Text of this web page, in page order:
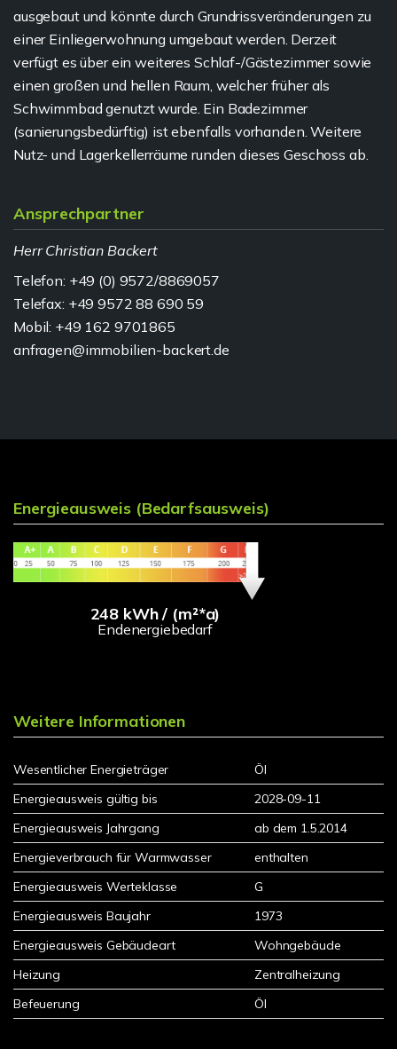
ausgebaut und könnte durch Grundrissveränderungen zu
einer Einliegerwohnung umgebaut werden. Derzeit
verfügt es über ein weiteres Schlaf-/Gästezimmer sowie
einen großen und hellen Raum, welcher früher als
Schwimmbad genutzt wurde. Ein Badezimmer
(sanierungsbedürftig) ist ebenfalls vorhanden. Weitere
Nutz- und Lagerkellerräume runden dieses Geschoss ab.
Ansprechpartner
Herr Christian Backert
Telefon: +49 (0) 9572/8869057
Telefax: +49 9572 88 690 59
Mobil: +49 162 9701865
anfragen@immobilien-backert.de
Energieausweis (Bedarfsausweis)
248 kWh / (m²*a)
Endenergiebedarf
Weitere Informationen
Wesentlicher Energieträger
Öl
Energieausweis gültig bis
2028-09-11
Energieausweis Jahrgang
ab dem 1.5.2014
Energieverbrauch für Warmwasser
enthalten
Energieausweis Werteklasse
G
Energieausweis Baujahr
1973
Energieausweis Gebäudeart
Wohngebäude
Heizung
Zentralheizung
Befeuerung
Öl